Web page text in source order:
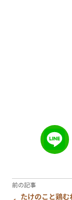
たけのこと鶏む